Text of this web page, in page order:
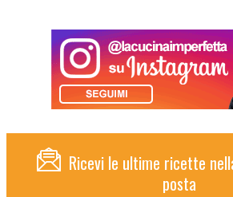
Ricevi le ultime ricette
posta